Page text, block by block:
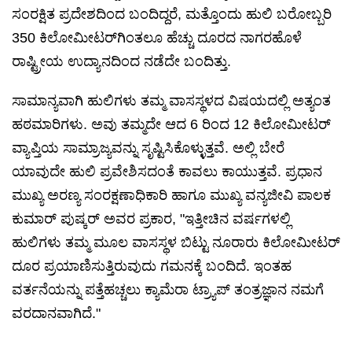
ಸಂರಕ್ಷಿತ ಪ್ರದೇಶದಿಂದ ಬಂದಿದ್ದರೆ, ಮತ್ತೊಂದು ಹುಲಿ ಬರೋಬ್ಬರಿ
350 ಕಿಲೋಮೀಟರ್‌ಗಿಂತಲೂ ಹೆಚ್ಚು ದೂರದ ನಾಗರಹೊಳೆ
ರಾಷ್ಟ್ರೀಯ ಉದ್ಯಾನದಿಂದ ನಡೆದೇ ಬಂದಿತ್ತು.
ಸಾಮಾನ್ಯವಾಗಿ ಹುಲಿಗಳು ತಮ್ಮ ವಾಸಸ್ಥಳದ ವಿಷಯದಲ್ಲಿ ಅತ್ಯಂತ
ಹಠಮಾರಿಗಳು. ಅವು ತಮ್ಮದೇ ಆದ 6 ರಿಂದ 12 ಕಿಲೋಮೀಟರ್
ವ್ಯಾಪ್ತಿಯ ಸಾಮ್ರಾಜ್ಯವನ್ನು ಸೃಷ್ಟಿಸಿಕೊಳ್ಳುತ್ತವೆ. ಅಲ್ಲಿ ಬೇರೆ
ಯಾವುದೇ ಹುಲಿ ಪ್ರವೇಶಿಸದಂತೆ ಕಾವಲು ಕಾಯುತ್ತವೆ. ಪ್ರಧಾನ
ಮುಖ್ಯ ಅರಣ್ಯ ಸಂರಕ್ಷಣಾಧಿಕಾರಿ ಹಾಗೂ ಮುಖ್ಯ ವನ್ಯಜೀವಿ ಪಾಲಕ
ಕುಮಾರ್ ಪುಷ್ಕರ್ ಅವರ ಪ್ರಕಾರ, "ಇತ್ತೀಚಿನ ವರ್ಷಗಳಲ್ಲಿ
ಹುಲಿಗಳು ತಮ್ಮ ಮೂಲ ವಾಸಸ್ಥಳ ಬಿಟ್ಟು ನೂರಾರು ಕಿಲೋಮೀಟರ್
ದೂರ ಪ್ರಯಾಣಿಸುತ್ತಿರುವುದು ಗಮನಕ್ಕೆ ಬಂದಿದೆ. ಇಂತಹ
ವರ್ತನೆಯನ್ನು ಪತ್ತೆಹಚ್ಚಲು ಕ್ಯಾಮೆರಾ ಟ್ರ್ಯಾಪ್ ತಂತ್ರಜ್ಞಾನ ನಮಗೆ
ವರದಾನವಾಗಿದೆ."